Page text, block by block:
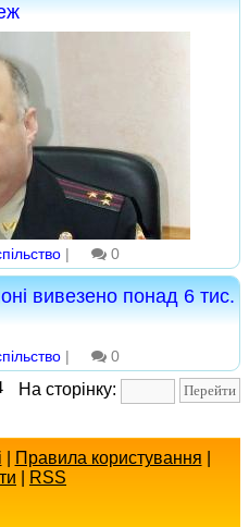
| 0
вивезено понад 6 тис.
| 0
На сторінку:
Правила користування
RSS